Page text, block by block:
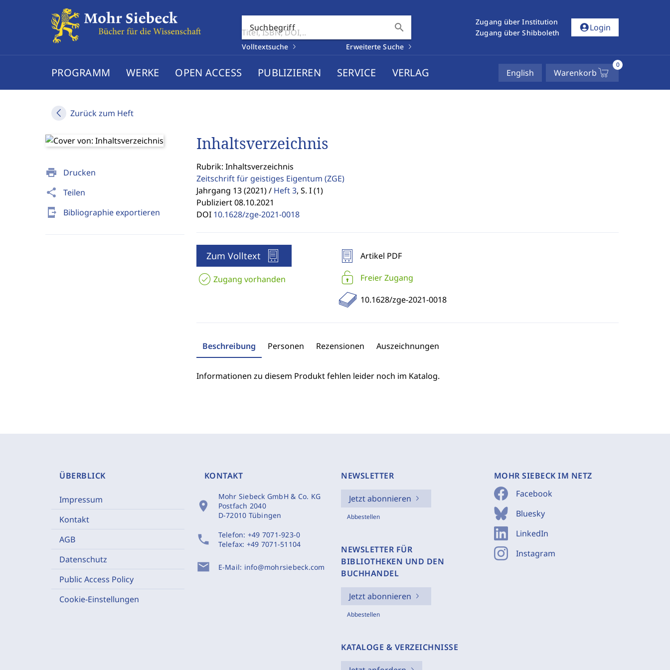
Suchbegriff search
Volltextsuche Erweiterte Suche
Zugang über Institution
Zugang über Shibboleth
account_circleLogin
PROGRAMM WERKE OPEN ACCESS PUBLIZIEREN SERVICE VERLAG English Warenkorb
0
Zurück zum Heft
print Drucken
share Teilen
send_to_mobile Bibliographie exportieren
Inhaltsverzeichnis
Rubrik: Inhaltsverzeichnis
Zeitschrift für geistiges Eigentum (ZGE)
Jahrgang 13 (2021) / Heft 3, S. I (1)
Publiziert 08.10.2021
DOI 10.1628/zge-2021-0018
Zum Volltext
Zugang vorhanden
Artikel PDF
Freier Zugang
10.1628/zge-2021-0018
Beschreibung Personen Rezensionen Auszeichnungen
Informationen zu diesem Produkt fehlen leider noch im Katalog.
ÜBERBLICK
Impressum
Kontakt
AGB
Datenschutz
Public Access Policy
Cookie-Einstellungen
KONTAKT
location_on
Mohr Siebeck GmbH & Co. KG
Postfach 2040
D-72010 Tübingen
phone Telefon: +49 7071-923-0
Telefax: +49 7071-51104
mail E-Mail: info@mohrsiebeck.com
NEWSLETTER
Jetzt abonnieren
Abbestellen
NEWSLETTER FÜR
BIBLIOTHEKEN UND DEN
BUCHHANDEL
Jetzt abonnieren
Abbestellen
KATALOGE & VERZEICHNISSE
MOHR SIEBECK IM NETZ
Facebook
Bluesky
LinkedIn
Instagram